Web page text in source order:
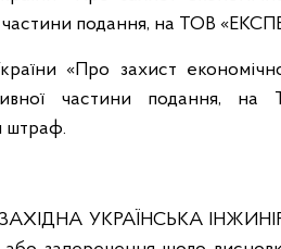
частини подання, на ТОВ
«Про захист
частини подання,
штраф.
УКРАЇНСЬКА